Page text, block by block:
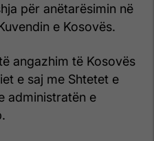
për anëtarësimin në
e Kosovës.
angazhim të Kosovës
e saj me Shtetet e
administratën e